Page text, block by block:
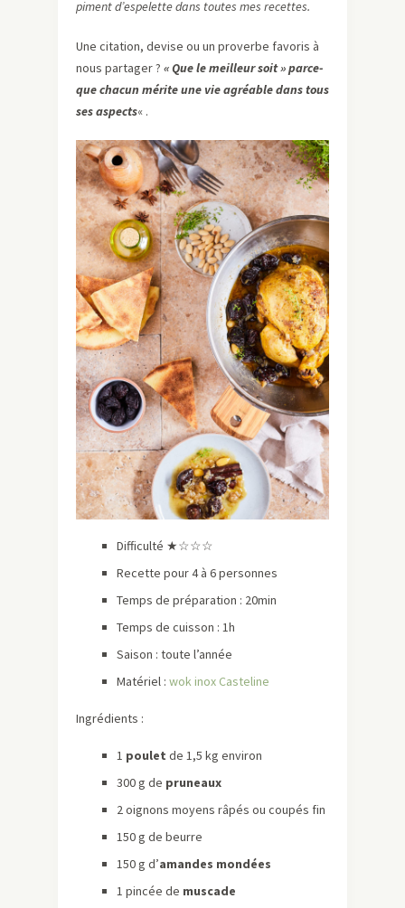
piment d’espelette dans toutes mes recettes.
Une citation, devise ou un proverbe favoris à
nous partager ? « Que le meilleur soit » parce-
que chacun mérite une vie agréable dans tous
ses aspects« .
Difficulté ★☆☆☆
Recette pour 4 à 6 personnes
Temps de préparation : 20min
Temps de cuisson : 1h
Saison : toute l’année
Matériel : wok inox Casteline
Ingrédients :
1 poulet de 1,5 kg environ
300 g de pruneaux
2 oignons moyens râpés ou coupés fin
150 g de beurre
150 g d’amandes mondées
1 pincée de muscade